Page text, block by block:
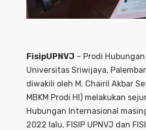
FisipUPNVJ – Prodi
Universitas Sriwijaya,
diwakili oleh M. Chairil Akbar
MBKM Prodi HI) melakukan
Hubungan Internasional
2022 lalu, FISIP UPNVJ dan